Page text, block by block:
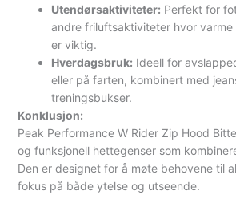
Utendørsaktiviteter: Perfekt for
andre friluftsaktiviteter hvor
er viktig.
Hverdagsbruk: Ideell for
eller på farten, kombinert med
treningsbukser.
Konklusjon:
Peak Performance W Rider Zip Hood
og funksjonell hettegenser som
Den er designet for å møte behovene til
fokus på både ytelse og utseende.